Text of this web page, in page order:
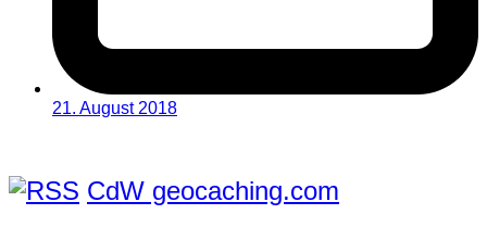
21. August 2018
CdW geocaching.com